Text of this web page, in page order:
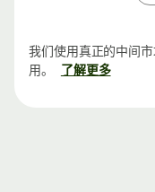
我们使用真正的中间
用。
了解更多